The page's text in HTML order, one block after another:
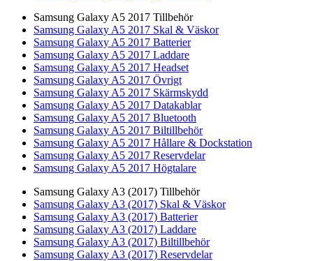
Samsung Galaxy A5 2017 Tillbehör
Samsung Galaxy A5 2017 Skal & Väskor
Samsung Galaxy A5 2017 Batterier
Samsung Galaxy A5 2017 Laddare
Samsung Galaxy A5 2017 Headset
Samsung Galaxy A5 2017 Övrigt
Samsung Galaxy A5 2017 Skärmskydd
Samsung Galaxy A5 2017 Datakablar
Samsung Galaxy A5 2017 Bluetooth
Samsung Galaxy A5 2017 Biltillbehör
Samsung Galaxy A5 2017 Hållare & Dockstation
Samsung Galaxy A5 2017 Reservdelar
Samsung Galaxy A5 2017 Högtalare
Samsung Galaxy A3 (2017) Tillbehör
Samsung Galaxy A3 (2017) Skal & Väskor
Samsung Galaxy A3 (2017) Batterier
Samsung Galaxy A3 (2017) Laddare
Samsung Galaxy A3 (2017) Biltillbehör
Samsung Galaxy A3 (2017) Reservdelar